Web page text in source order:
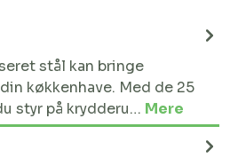
stål kan bringe
køkkenhave. Med de 25
styr på krydderu… Mere